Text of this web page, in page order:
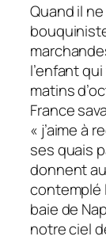
Quand il
l’enfant qui
matins
France
« j’aime à
ses quais
donnent
contemplé
baie de
notre ciel